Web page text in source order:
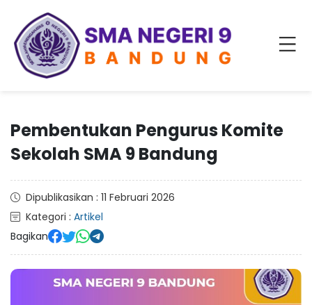
Pembentukan Pengurus Komite
Sekolah SMA 9 Bandung
Dipublikasikan : 11 Februari 2026
Kategori : Artikel
Bagikan